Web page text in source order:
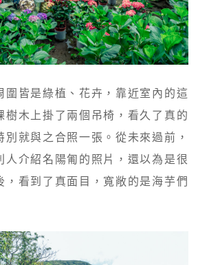
圍皆是綠植、花卉，靠近室內的這
樹木上掛了兩個吊椅，看久了真的
別就與之合照一張。從未來過前，
人介紹名陽匍的照片，還以為是很
，看到了真面目，寬敞的是海芋們